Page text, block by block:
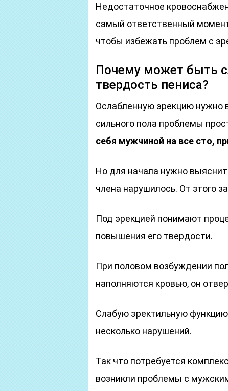
Недостаточное
самый ответственный
чтобы избежать проблем с
Почему может быть
твердость пениса?
Ослабленную эрекцию нужно
сильного пола проблемы
себя мужчиной на все сто,
Но для начала нужно
члена нарушилось. От этого
Под эрекцией понимают
повышения его твердости.
При половом возбуждении
наполняются кровью, он
Слабую эректильную
несколько нарушений.
Так что потребуется
возникли проблемы с